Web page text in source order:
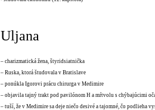
Uljana
– charizmatická žena, štyridsiatnička
– Ruska, ktorá študovala v Bratislave
– ponúkla Igorovi prácu chirurga v Medimire
– objavila tajný trakt pod pavilónom H a mŕtvolu s chýbajúcimi
– tuší, že v Medimire sa deje niečo desivé a tajomné, čo podlieha